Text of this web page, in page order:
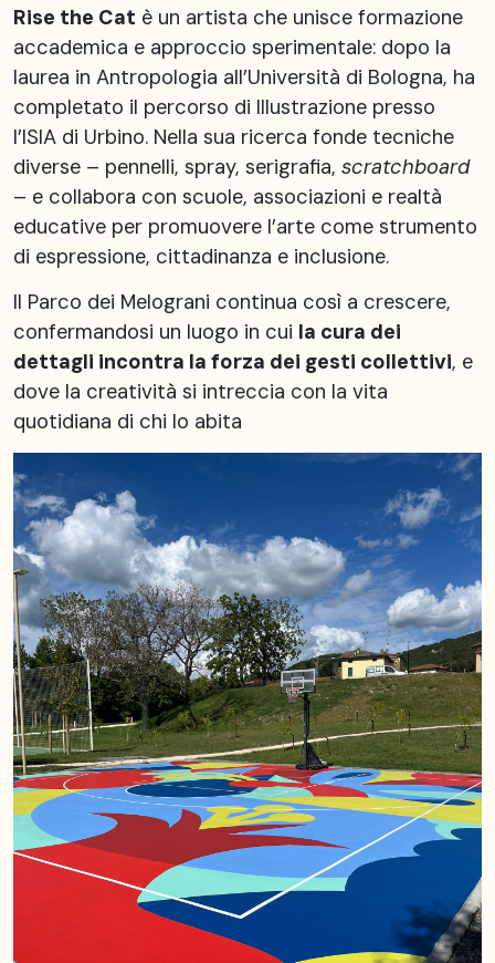
Rise the Cat è un artista che unisce formazione
accademica e approccio sperimentale: dopo la
laurea in Antropologia all’Università di Bologna, ha
completato il percorso di Illustrazione presso
l’ISIA di Urbino. Nella sua ricerca fonde tecniche
diverse – pennelli, spray, serigrafia, scratchboard
– e collabora con scuole, associazioni e realtà
educative per promuovere l’arte come strumento
di espressione, cittadinanza e inclusione.
Il Parco dei Melograni continua così a crescere,
confermandosi un luogo in cui la cura dei
dettagli incontra la forza dei gesti collettivi, e
dove la creatività si intreccia con la vita
quotidiana di chi lo abita